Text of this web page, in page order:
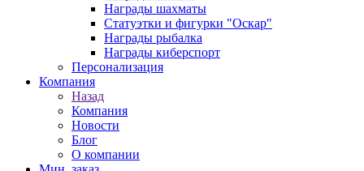
Награды шахматы
Статуэтки и фигурки "Оскар"
Награды рыбалка
Награды киберспорт
Персонализация
Компания
Назад
Компания
Новости
Блог
О компании